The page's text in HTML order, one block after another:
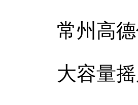
常州高
大容量